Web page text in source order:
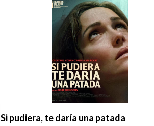
Si pudiera, te daría una patada